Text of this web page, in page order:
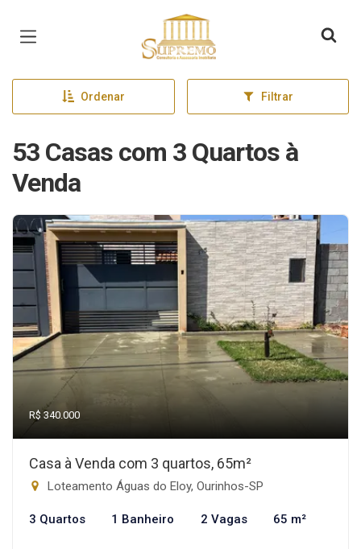
Página inicial
Ordenar Filtrar
53 Casas com 3 Quartos à
Venda
R$ 340.000
Casa à Venda com 3 quartos, 65m²
Loteamento Águas do Eloy, Ourinhos-SP
3 Quartos 1 Banheiro 2 Vagas 65 m²